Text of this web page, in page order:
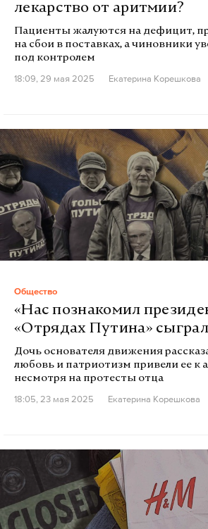
лекарство от аритмии?
Пациенты жалуются на дефицит,
на сбои в поставках, а чиновники
под контролем
18:09, 29 мая 2025
Екатерина Корешкова
Общество
«Нас познакомил
«Отрядах Путина»
Дочь основателя движения
любовь и патриотизм привели ее к
несмотря на протесты отца
18:05, 23 мая 2025
Екатерина Корешкова